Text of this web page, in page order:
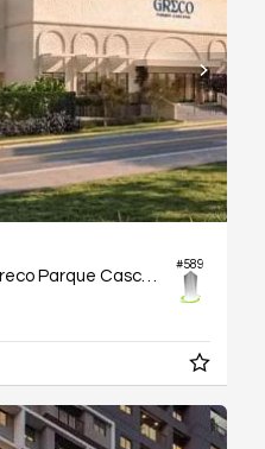
#589
Apartamento no Edifício Greco Parque Cascavel